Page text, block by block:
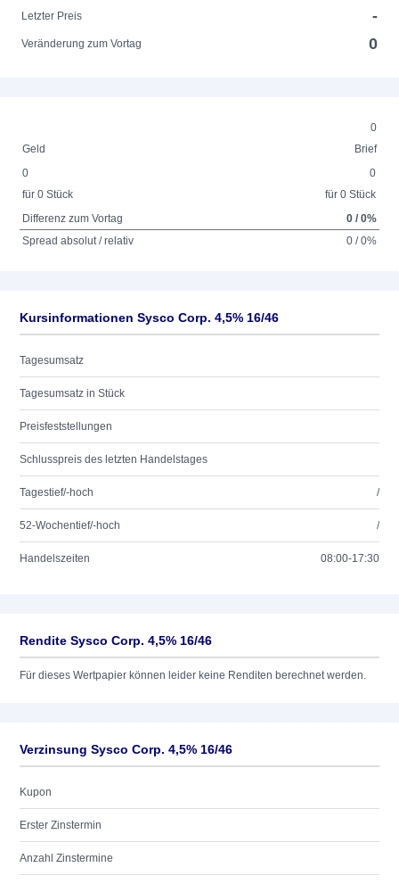
Letzter Preis
-
Veränderung zum Vortag 0
0
Geld
Brief
0
für 0 Stück
0
für 0 Stück
Differenz zum Vortag
0 / 0%
Spread absolut / relativ
0 / 0%
Kursinformationen Sysco Corp. 4,5% 16/46
Tagesumsatz
Tagesumsatz in Stück
Preisfeststellungen
Schlusspreis des letzten Handelstages
Tagestief/-hoch /
52-Wochentief/-hoch /
Handelszeiten 08:00-17:30
Rendite Sysco Corp. 4,5% 16/46
Für dieses Wertpapier können leider keine Renditen berechnet werden.
Verzinsung Sysco Corp. 4,5% 16/46
Kupon
Erster Zinstermin
Anzahl Zinstermine